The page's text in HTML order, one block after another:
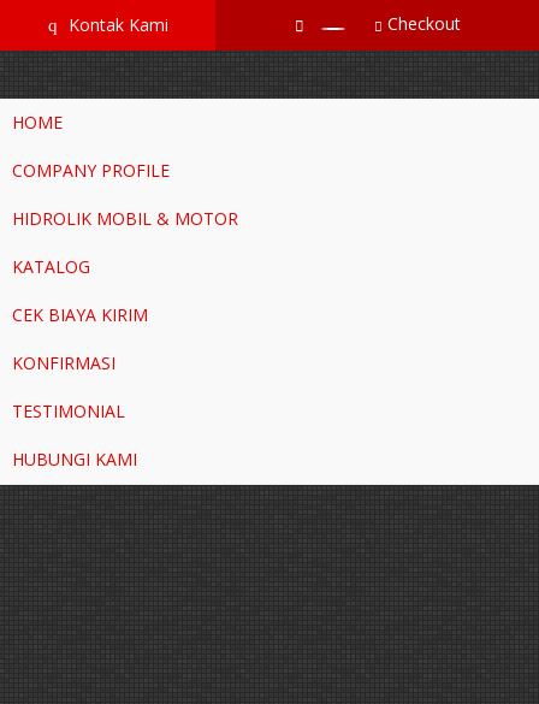
google-site-verification=RoKuikKKhptiWlhVH0-mBoWEpW-
YTG8htM_ix_Dp9Go
q Kontak Kami Checkout
HOME
COMPANY PROFILE
HIDROLIK MOBIL & MOTOR
KATALOG
CEK BIAYA KIRIM
KONFIRMASI
TESTIMONIAL
HUBUNGI KAMI